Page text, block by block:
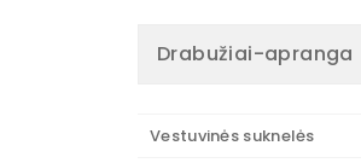
Drabužiai-apranga
Vestuvinės suknelės